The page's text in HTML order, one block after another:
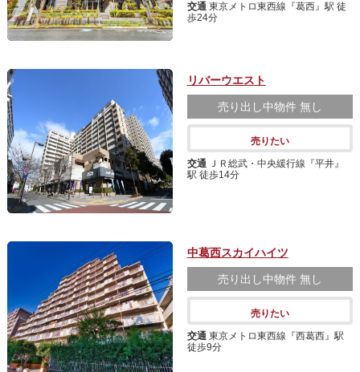
交通 東京メトロ東西線『葛西』駅 徒
歩24分
リバーウエスト
売り出し中物件 無し
売りたい
交通 ＪＲ総武・中央緩行線『平井』
駅 徒歩14分
中葛西スカイハイツ
売り出し中物件 無し
売りたい
交通 東京メトロ東西線『西葛西』駅
徒歩9分